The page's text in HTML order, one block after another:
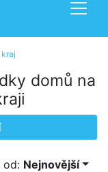
domů na
od: Nejnovější